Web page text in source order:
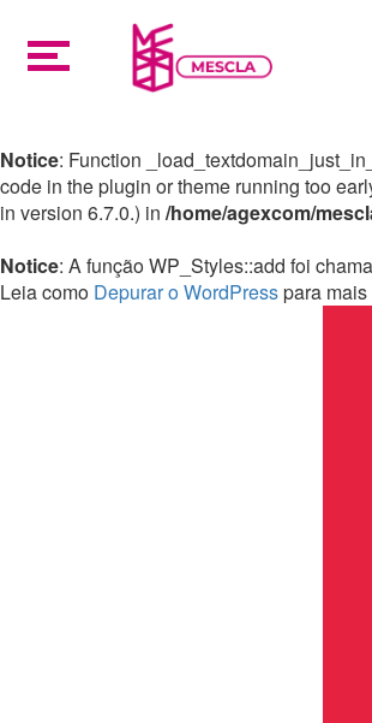
Notice: Function
code in the plugin or theme running too
in version 6.7.0.) in /home/agexcom/
Notice: A função WP_Styles::add foi
Leia como Depurar o WordPresspara